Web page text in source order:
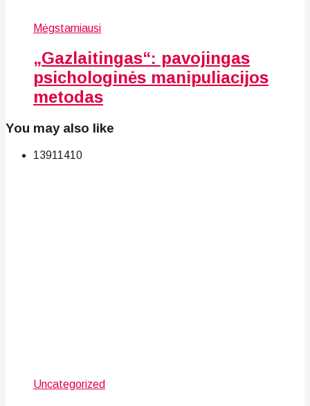
Mėgstamiausi
„Gazlaitingas“: pavojingas
psichologinės manipuliacijos
metodas
You may also like
13911410
Uncategorized